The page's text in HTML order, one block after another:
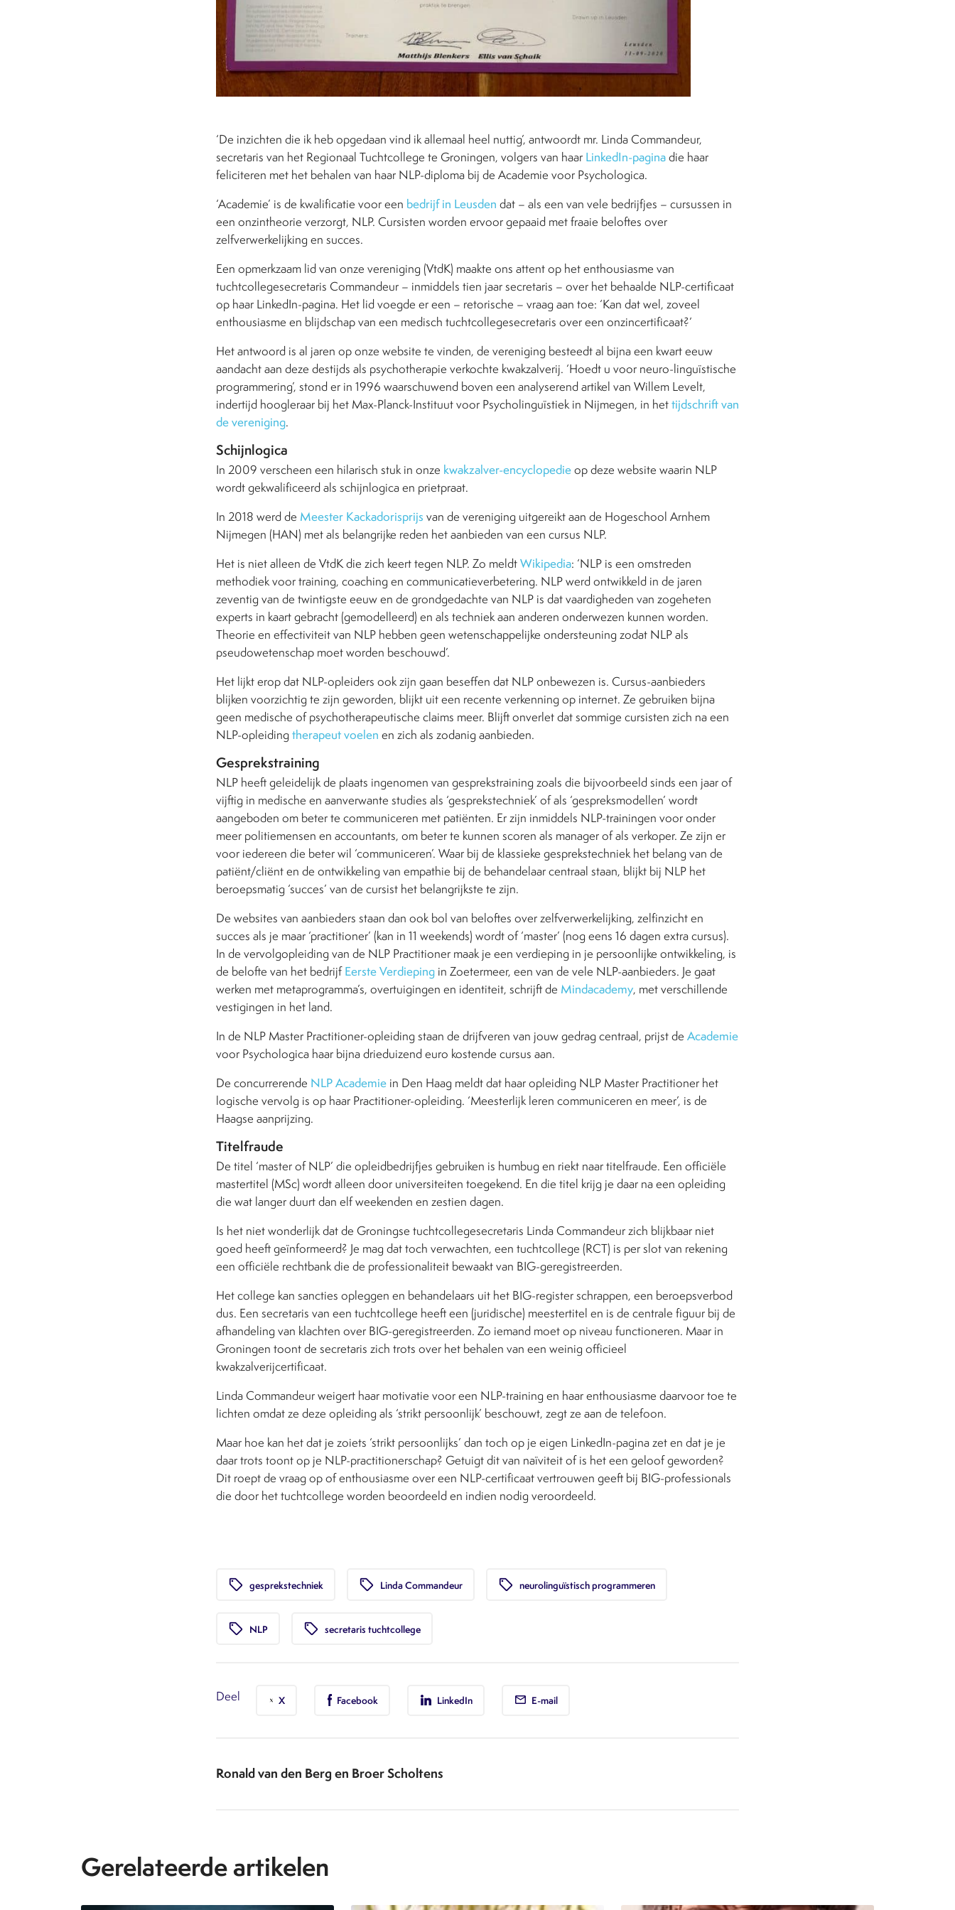
‘De inzichten die ik heb opgedaan vind ik allemaal heel nuttig’, antwoordt mr. Linda Commandeur,
secretaris van het Regionaal Tuchtcollege te Groningen, volgers van haar LinkedIn-paginadie haar
feliciteren met het behalen van haar NLP-diploma bij de Academie voor Psychologica.
‘Academie’ is de kwalificatie voor een bedrijf in Leusden dat – als een van vele bedrijfjes – cursussen in
een onzintheorie verzorgt, NLP. Cursisten worden ervoor gepaaid met fraaie beloftes over
zelfverwerkelijking en succes.
Een opmerkzaam lid van onze vereniging (VtdK) maakte ons attent op het enthousiasme van
tuchtcollegesecretaris Commandeur – inmiddels tien jaar secretaris – over het behaalde NLP-certificaat
op haar LinkedIn-pagina. Het lid voegde er een – retorische – vraag aan toe: ‘Kan dat wel, zoveel
enthousiasme en blijdschap van een medisch tuchtcollegesecretaris over een onzincertificaat?’
Het antwoord is al jaren op onze website te vinden, de vereniging besteedt al bijna een kwart eeuw
aandacht aan deze destijds als psychotherapie verkochte kwakzalverij. ‘Hoedt u voor neuro-linguïstische
programmering’, stond er in 1996 waarschuwend boven een analyserend artikel van Willem Levelt,
indertijd hoogleraar bij het Max-Planck-Instituut voor Psycholinguïstiek in Nijmegen, in hettijdschrift van
de vereniging.
Schijnlogica
In 2009 verscheen een hilarisch stuk in onze kwakzalver-encyclopedieop deze website waarin NLP
wordt gekwalificeerd als schijnlogica en prietpraat.
In 2018 werd de Meester Kackadorisprijs van de vereniging uitgereikt aan de Hogeschool Arnhem
Nijmegen (HAN) met als belangrijke reden het aanbieden van een cursus NLP.
Het is niet alleen de VtdK die zich keert tegen NLP. Zo meldtWikipedia: ‘NLP is een omstreden
methodiek voor training, coaching en communicatieverbetering. NLP werd ontwikkeld in de jaren
zeventig van de twintigste eeuw en de grondgedachte van NLP is dat vaardigheden van zogeheten
experts in kaart gebracht (gemodelleerd) en als techniek aan anderen onderwezen kunnen worden.
Theorie en effectiviteit van NLP hebben geen wetenschappelijke ondersteuning zodat NLP als
pseudowetenschap moet worden beschouwd’.
Het lijkt erop dat NLP-opleiders ook zijn gaan beseffen dat NLP onbewezen is. Cursus-aanbieders
blijken voorzichtig te zijn geworden, blijkt uit een recente verkenning op internet. Ze gebruiken bijna
geen medische of psychotherapeutische claims meer. Blijft onverlet dat sommige cursisten zich na een
NLP-opleiding therapeut voelen en zich als zodanig aanbieden.
Gesprekstraining
NLP heeft geleidelijk de plaats ingenomen van gesprekstraining zoals die bijvoorbeeld sinds een jaar of
vijftig in medische en aanverwante studies als ‘gesprekstechniek’ of als ‘gespreksmodellen’ wordt
aangeboden om beter te communiceren met patiënten. Er zijn inmiddels NLP-trainingen voor onder
meer politiemensen en accountants, om beter te kunnen scoren als manager of als verkoper. Ze zijn er
voor iedereen die beter wil ‘communiceren’. Waar bij de klassieke gesprekstechniek het belang van de
patiënt/cliënt en de ontwikkeling van empathie bij de behandelaar centraal staan, blijkt bij NLP het
beroepsmatig ‘succes’ van de cursist het belangrijkste te zijn.
De websites van aanbieders staan dan ook bol van beloftes over zelfverwerkelijking, zelfinzicht en
succes als je maar ‘practitioner’ (kan in 11 weekends) wordt of ‘master’ (nog eens 16 dagen extra cursus).
In de vervolgopleiding van de NLP Practitioner maak je een verdieping in je persoonlijke ontwikkeling, is
de belofte van het bedrijfEerste Verdieping in Zoetermeer, een van de vele NLP-aanbieders. Je gaat
werken met metaprogramma’s, overtuigingen en identiteit, schrijft de Mindacademy, met verschillende
vestigingen in het land.
In de NLP Master Practitioner-opleiding staan de drijfveren van jouw gedrag centraal, prijst de Academie
voor Psychologica haar bijna drieduizend euro kostende cursus aan.
De concurrerende NLP Academie in Den Haag meldt dat haar opleiding NLP Master Practitioner het
logische vervolg is op haar Practitioner-opleiding. ‘Meesterlijk leren communiceren en meer’, is de
Haagse aanprijzing.
Titelfraude
De titel ‘master of NLP’ die opleidbedrijfjes gebruiken is humbug en riekt naar titelfraude. Een officiële
mastertitel (MSc) wordt alleen door universiteiten toegekend. En die titel krijg je daar na een opleiding
die wat langer duurt dan elf weekenden en zestien dagen.
Is het niet wonderlijk dat de Groningse tuchtcollegesecretaris Linda Commandeur zich blijkbaar niet
goed heeft geïnformeerd? Je mag dat toch verwachten, een tuchtcollege (RCT) is per slot van rekening
een officiële rechtbank die de professionaliteit bewaakt van BIG-geregistreerden.
Het college kan sancties opleggen en behandelaars uit het BIG-register schrappen, een beroepsverbod
dus. Een secretaris van een tuchtcollege heeft een (juridische) meestertitel en is de centrale figuur bij de
afhandeling van klachten over BIG-geregistreerden. Zo iemand moet op niveau functioneren. Maar in
Groningen toont de secretaris zich trots over het behalen van een weinig officieel
kwakzalverijcertificaat.
Linda Commandeur weigert haar motivatie voor een NLP-training en haar enthousiasme daarvoor toe te
lichten omdat ze deze opleiding als ‘strikt persoonlijk’ beschouwt, zegt ze aan de telefoon.
Maar hoe kan het dat je zoiets ‘strikt persoonlijks’ dan toch op je eigen LinkedIn-pagina zet en dat je je
daar trots toont op je NLP-practitionerschap? Getuigt dit van naïviteit of is het een geloof geworden?
Dit roept de vraag op of enthousiasme over een NLP-certificaat vertrouwen geeft bij BIG-professionals
die door het tuchtcollege worden beoordeeld en indien nodig veroordeeld.
local_offer gesprekstechniek local_offer Linda Commandeur local_offer neurolinguïstisch programmeren
local_offer NLP local_offer secretaris tuchtcollege
Deel X Facebook LinkedIn E-mail
Ronald van den Berg en Broer Scholtens
Gerelateerde artikelen